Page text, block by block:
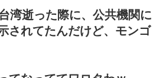
湾逝った際に、公共機関に
されてたんだけど、モンゴ